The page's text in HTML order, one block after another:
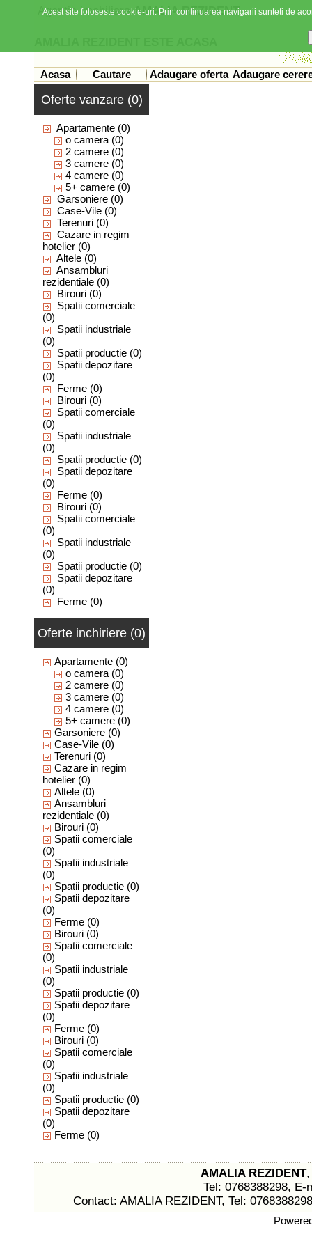
Agentia imobiliaraAMALIA REZIDENT
Acasa Cautare Adaugare oferta Adaugare
Oferte vanzare (0)
Apartamente (0)
o camera (0)
2 camere (0)
3 camere (0)
4 camere (0)
5+ camere (0)
Garsoniere (0)
Case-Vile (0)
Terenuri (0)
Cazare in regim
hotelier (0)
Altele (0)
Ansambluri
rezidentiale (0)
Birouri (0)
Spatii comerciale
(0)
Spatii industriale
(0)
Spatii productie (0)
Spatii depozitare
(0)
Ferme (0)
Birouri (0)
Spatii comerciale
(0)
Spatii industriale
(0)
Spatii productie (0)
Spatii depozitare
(0)
Ferme (0)
Birouri (0)
Spatii comerciale
(0)
Spatii industriale
(0)
Spatii productie (0)
Spatii depozitare
(0)
Ferme (0)
Oferte inchiriere (0)
Apartamente (0)
o camera (0)
2 camere (0)
3 camere (0)
4 camere (0)
5+ camere (0)
Garsoniere (0)
Case-Vile (0)
Terenuri (0)
Cazare in regim
hotelier (0)
Altele (0)
Ansambluri
rezidentiale (0)
Birouri (0)
Spatii comerciale
(0)
Spatii industriale
(0)
Spatii productie (0)
Spatii depozitare
(0)
Ferme (0)
Birouri (0)
Spatii comerciale
(0)
Spatii industriale
(0)
Spatii productie (0)
Spatii depozitare
(0)
Ferme (0)
Birouri (0)
Spatii comerciale
(0)
Spatii industriale
(0)
Spatii productie (0)
Spatii depozitare
(0)
Ferme (0)
AMALIA REZIDENT,
Tel: 0768388298,
Contact: AMALIA REZIDENT, Tel:
Acest site foloseste cookie-uri. Prin continuarea navigarii sunteti de